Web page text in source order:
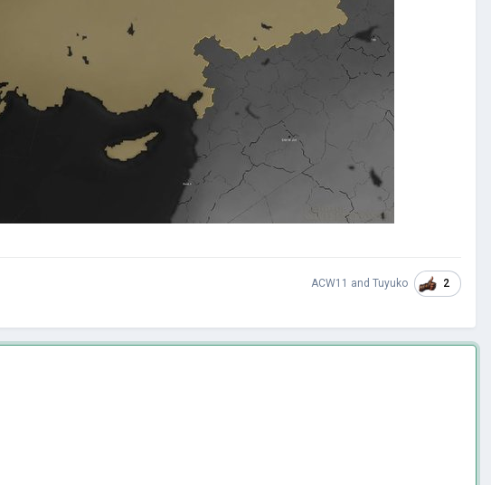
ACW11 and Tuyuko 2